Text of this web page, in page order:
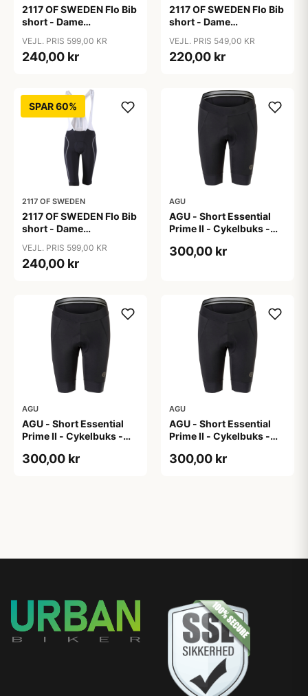
2117 OF SWEDEN Flo Bib
short - Dame
Sort - Str. 36
VEJL. PRIS 599,00 KR
240,00 kr
2117 OF SWEDEN Flo Bib
short - Dame
Sort - Str. 38
VEJL. PRIS 549,00 KR
220,00 kr
SPAR 60%
2117 OF SWEDEN
2117 OF SWEDEN Flo Bib
short - Dame
Sort - Str. 40
VEJL. PRIS 599,00 KR
240,00 kr
AGU
AGU - Short Essential
Prime II - Cykelbuks -
300,00 kr
AGU
AGU - Short Essential
Prime II - Cykelbuks -
300,00 kr
AGU
AGU - Short Essential
Prime II - Cykelbuks -
300,00 kr